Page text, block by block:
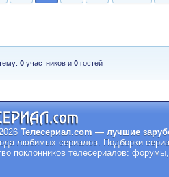
тему:0 участников и0 гостей
Телесериал.com — лучшие
любимых сериалов. Подборки
поклонников телесериалов: